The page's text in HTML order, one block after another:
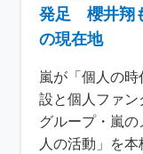
発足 櫻井翔
の現在地
嵐が「個人の
設と個人ファ
グループ・嵐
人の活動」を